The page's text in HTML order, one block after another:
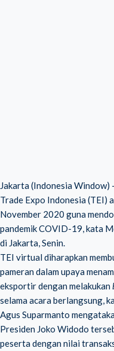
Jakarta (Indonesia
Trade Expo Indonesia (TEI)
November 2020 guna
pandemik COVID-19, kata
di Jakarta, Senin.
TEI virtual diharapkan
pameran dalam upaya
eksportir dengan melakukan
selama acara berlangsung,
Agus Suparmanto
Presiden Joko Widodo
peserta dengan nilai